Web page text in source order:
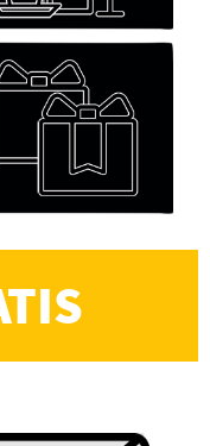
Valenzuela Berríos